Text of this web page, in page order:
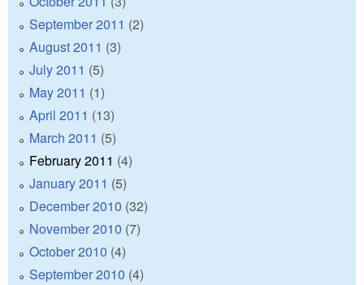
September 2011 (2)
August 2011 (3)
July 2011 (5)
May 2011 (1)
April 2011 (13)
March 2011 (5)
February 2011 (4)
January 2011 (5)
December 2010 (32)
November 2010 (7)
October 2010 (4)
September 2010 (4)